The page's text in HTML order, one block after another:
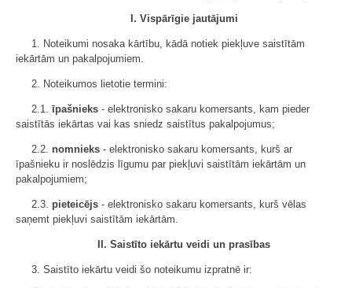
I. Vispārīgie jautājumi
1. Noteikumi nosaka kārtību, kādā notiek piekļuve saistītām
iekārtām un pakalpojumiem.
2. Noteikumos lietotie termini:
2.1.īpašnieks - elektronisko sakaru komersants, kam pieder
saistītās iekārtas vai kas sniedz saistītus pakalpojumus;
2.2. nomnieks - elektronisko sakaru komersants, kurš ar
īpašnieku ir noslēdzis līgumu par piekļuvi saistītām iekārtām un
pakalpojumiem;
2.3. pieteicējs - elektronisko sakaru komersants, kurš vēlas
saņemt piekļuvi saistītām iekārtām.
II. Saistīto iekārtu veidi un prasības
3. Saistīto iekārtu veidi šo noteikumu izpratnē ir: